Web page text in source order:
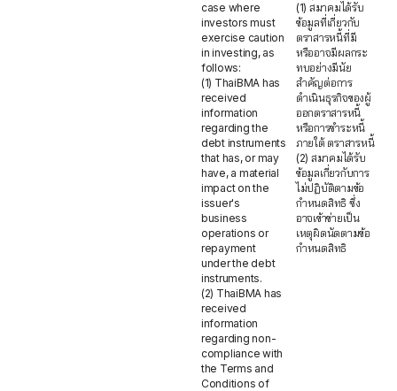
case where
investors must
exercise caution
in investing, as
follows:
(1) ThaiBMA has
received
information
regarding the
debt instruments
that has, or may
have, a material
impact on the
issuer's
business
operations or
repayment
under the debt
instruments.
(2) ThaiBMA has
received
information
regarding non-
compliance with
the Terms and
Conditions of
(1) สมาคมได้รับ
ข้อมูลที่เกี่ยวกับ
ตราสารหนี้ที่มี
หรืออาจมีผลกระ
ทบอย่างมีนัย
สำคัญต่อการ
ดำเนินธุรกิจของผู้
ออกตราสารหนี้
หรือการชำระหนี้
ภายใต้ ตราสารหนี้
(2) สมาคมได้รับ
ข้อมูลเกี่ยวกับการ
ไม่ปฏิบัติตามข้อ
กำหนดสิทธิ ซึ่ง
อาจเข้าข่ายเป็น
เหตุผิดนัดตามข้อ
กำหนดสิทธิ